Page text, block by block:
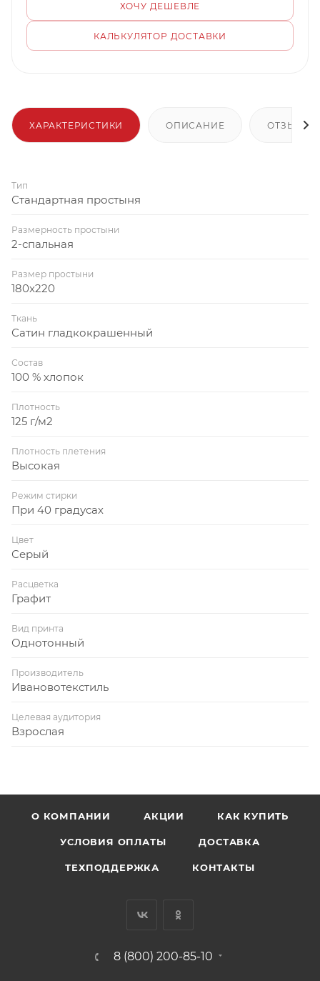
ХОЧУ ДЕШЕВЛЕ
КАЛЬКУЛЯТОР ДОСТАВКИ
ХАРАКТЕРИСТИКИ ОПИСАНИЕ ОТЗЫВЫ
Тип
Стандартная простыня
Размерность простыни
2-спальная
Размер простыни
180x220
Ткань
Сатин гладкокрашенный
Состав
100 % хлопок
Плотность
125 г/м2
Плотность плетения
Высокая
Режим стирки
При 40 градусах
Цвет
Серый
Расцветка
Графит
Вид принта
Однотонный
Производитель
Ивановотекстиль
Целевая аудитория
Взрослая
О КОМПАНИИ АКЦИИ КАК КУПИТЬ
УСЛОВИЯ ОПЛАТЫ ДОСТАВКА
ТЕХПОДДЕРЖКА КОНТАКТЫ
8 (800) 200-85-10